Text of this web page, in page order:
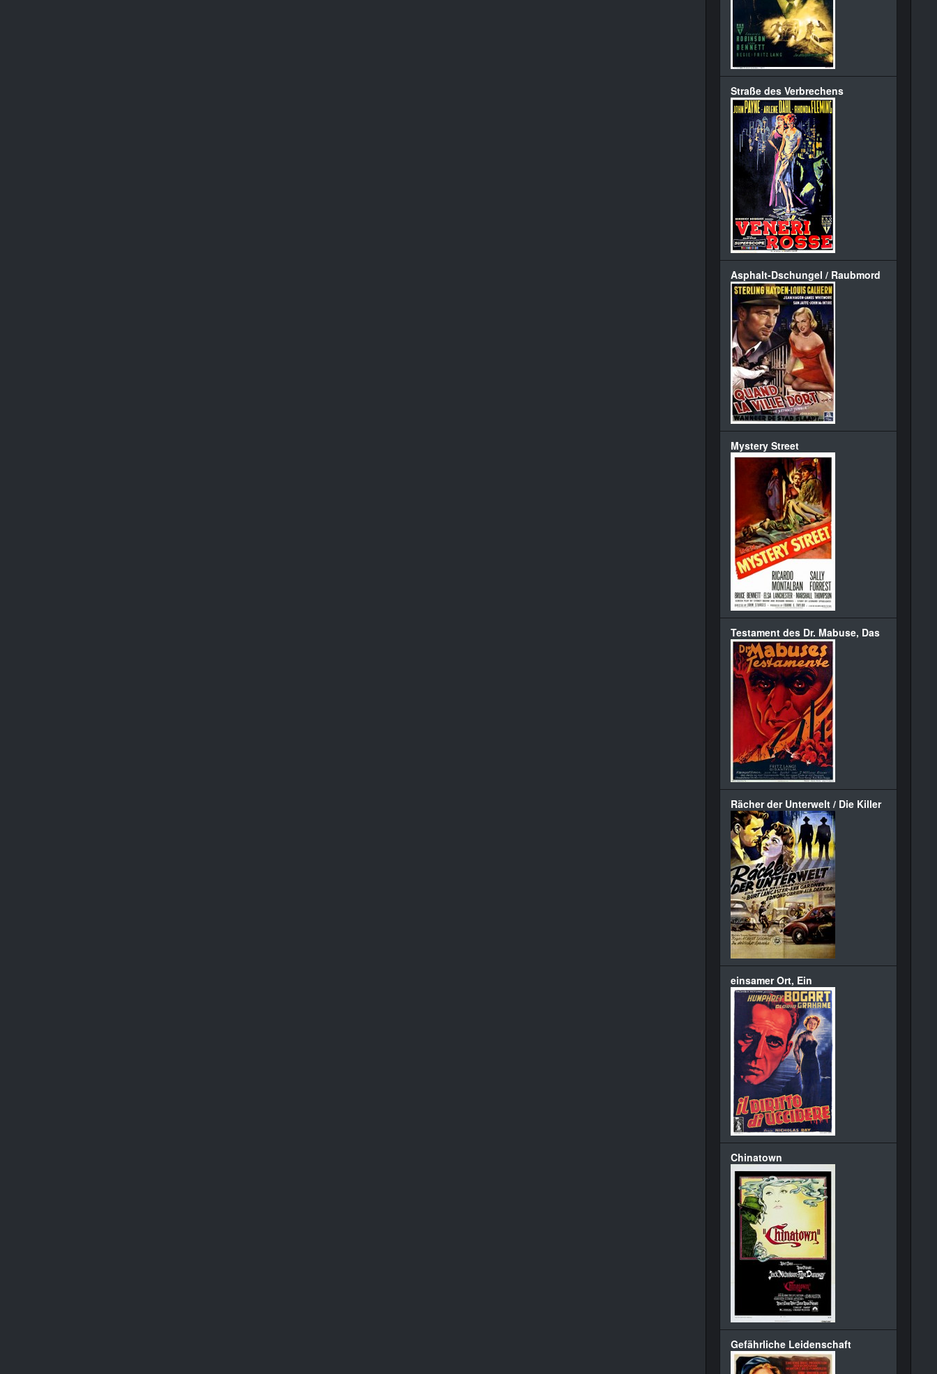
Straße des Verbrechens
Asphalt-Dschungel / Raubmord
Mystery Street
Testament des Dr. Mabuse, Das
Rächer der Unterwelt / Die Killer
einsamer Ort, Ein
Chinatown
Gefährliche Leidenschaft